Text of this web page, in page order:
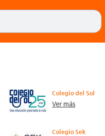
Colegio del Sol
Ver más
Colegio Sek